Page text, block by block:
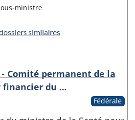
ministre
similaires
- Comité permanent de la
financier du …
Fédérale